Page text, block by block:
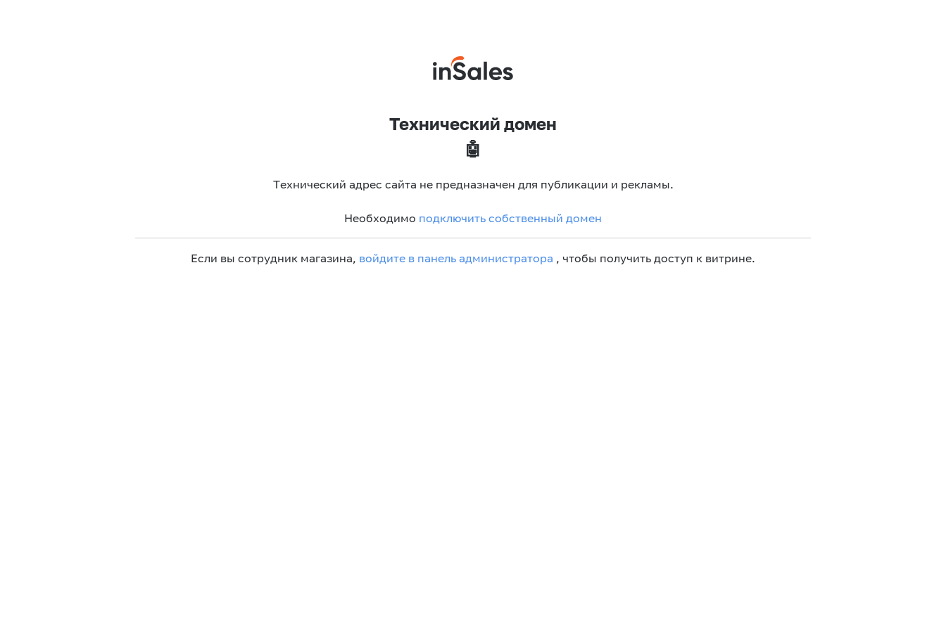
Технический домен
🤖
Технический адрес сайта не предназначен для публикации и рекламы.
Необходимо подключить собственный домен
Если вы сотрудник магазина, войдите в панель администратора , чтобы получить доступ к витрине.